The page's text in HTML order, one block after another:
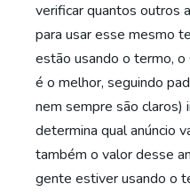
verificar quantos outros
para usar esse mesmo
estão usando o termo, o
é o melhor, seguindo
nem sempre são claros)
determina qual anúncio
também o valor desse
gente estiver usando o